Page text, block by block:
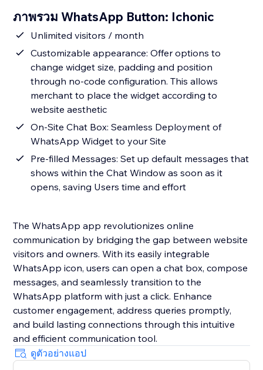
ภาพรวม WhatsApp Button: Ichonic
Unlimited visitors / month
Customizable appearance: Offer options to
change widget size, padding and position
through no-code configuration. This allows
merchant to place the widget according to
website aesthetic
On-Site Chat Box: Seamless Deployment of
WhatsApp Widget to your Site
Pre-filled Messages: Set up default messages that
shows within the Chat Window as soon as it
opens, saving Users time and effort
The WhatsApp app revolutionizes online
communication by bridging the gap between website
visitors and owners. With its easily integrable
WhatsApp icon, users can open a chat box, compose
messages, and seamlessly transition to the
WhatsApp platform with just a click. Enhance
customer engagement, address queries promptly,
and build lasting connections through this intuitive
and efficient communication tool.
ดูตัวอย่างแอป